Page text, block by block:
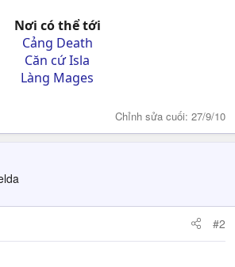
Nơi có thể tới
Cảng Death
Căn cứ Isla
Làng Mages
Chỉnh sửa cuối: 27/9/10
#2